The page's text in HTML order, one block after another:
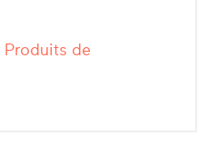
Produits de